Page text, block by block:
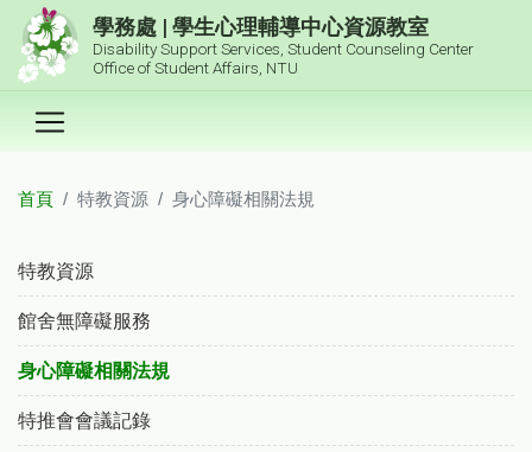
跳到主要內容區塊
學務處 | 學生心理輔導中心資源教室
Disability Support Services, Student Counseling Center
Office of Student Affairs, NTU
首頁 特教資源 身心障礙相關法規
特教資源
館舍無障礙服務
身心障礙相關法規
特推會會議記錄